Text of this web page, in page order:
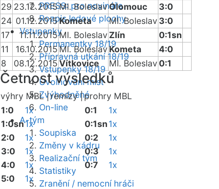
PRESS: pro novináře
Rozpis ledové plochy
Vstupenky
Permanentky 18/19
Přípravná utkání 18/19
Vstupenky 18/19
Uvolňování míst
Zvýhodněné
On-line
A-tým
Soupiska
Změny v kádru
Realizační tým
Statistiky
Zranění / nemocní hráči
29 23.12.2015Ml. BoleslavOlomouc
3:0
24 01.12.2015Kometa Ml. Boleslav 3:0
17
11.11.2015Ml. Boleslav Zlín
0:1sn
11
16.10.2015Ml. BoleslavKometa
4:0
8
08.12.2015Vítkovice Ml. Boleslav 0:1
Četnost výsledků
výhry MBL |remízy |prohry MBL
1:0
1x
1:0sn1x
2:0
1x
3:0
1x
4:0
1x
5:0
1x
0:1
1x
0:1sn1x
0:2
1x
0:3
1x
0:7
1x